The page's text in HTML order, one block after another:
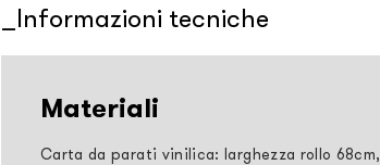
Informazioni tecniche
Materiali
Carta da parati vinilica: larghezza rollo 68cm,